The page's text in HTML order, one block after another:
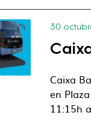
30
Caixa
en
11:15h